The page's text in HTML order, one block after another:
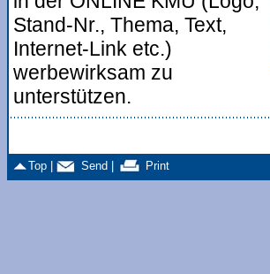
Stand-Nr., Thema, Text,
Internet-Link etc.)
werbewirksam zu
unterstützen.
Top | Send | Print